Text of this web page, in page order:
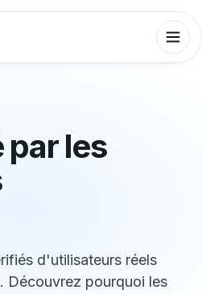
les
d'utilisateurs réels
Découvrez pourquoi les